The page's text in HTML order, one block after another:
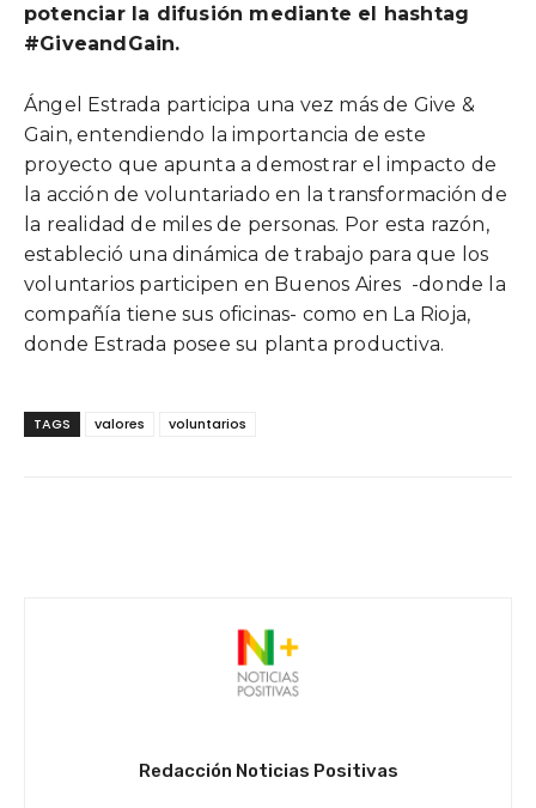
potenciar la difusión mediante el hashtag
#GiveandGain.
Ángel Estrada participa una vez más de Give &
Gain, entendiendo la importancia de este
proyecto que apunta a demostrar el impacto de
la acción de voluntariado en la transformación de
la realidad de miles de personas. Por esta razón,
estableció una dinámica de trabajo para que los
voluntarios participen en Buenos Aires -donde la
compañía tiene sus oficinas- como en La Rioja,
donde Estrada posee su planta productiva.
TAGS valores voluntarios
Redacción Noticias Positivas